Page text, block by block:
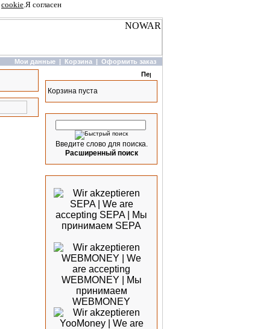
cookie.Я согласен
Мои данные | Корзина | Оформить заказ
Корзина пуста
Введите слово для поиска.
Расширенный поиск